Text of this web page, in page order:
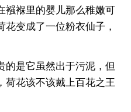
襁褓里的婴儿那么稚嫩可
变成了一位粉衣仙子，
是它虽然出于污泥，但
荷花该不该戴上百花之王